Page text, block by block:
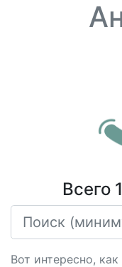
Всего
Вот интересно,